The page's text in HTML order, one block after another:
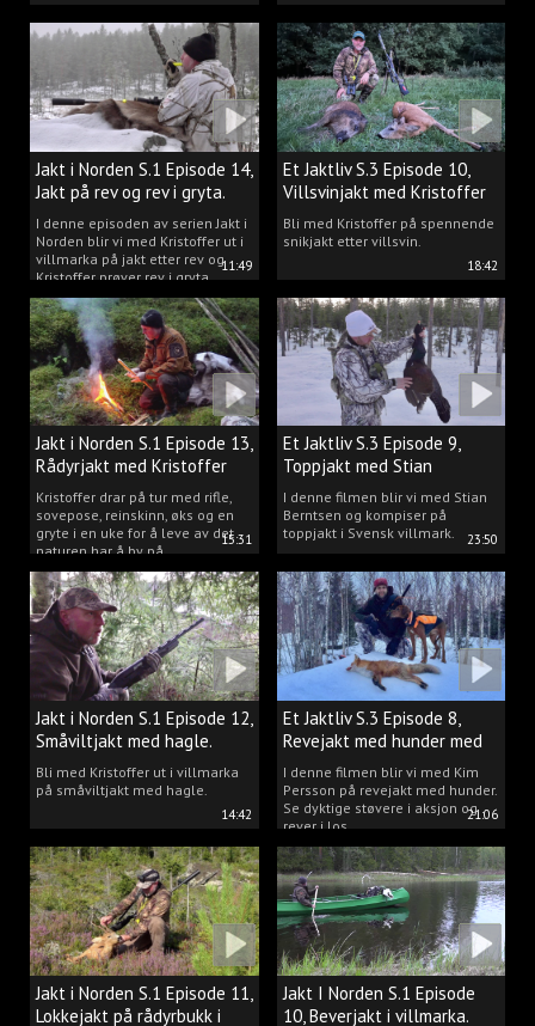
11:49
Jakt i Norden S.1 Episode 14,
Jakt på rev og rev i gryta.
I denne episoden av serien Jakt i
Norden blir vi med Kristoffer ut i
villmarka på jakt etter rev og
Kristoffer prøver rev i gryta.
18:42
Et Jaktliv S.3 Episode 10,
Villsvinjakt med Kristoffer
Bli med Kristoffer på spennende
snikjakt etter villsvin.
15:31
Jakt i Norden S.1 Episode 13,
Rådyrjakt med Kristoffer
Clausen
Kristoffer drar på tur med rifle,
sovepose, reinskinn, øks og en
gryte i en uke for å leve av det
naturen har å by på.
23:50
Et Jaktliv S.3 Episode 9,
Toppjakt med Stian
Berntsen
I denne filmen blir vi med Stian
Berntsen og kompiser på
toppjakt i Svensk villmark.
14:42
Jakt i Norden S.1 Episode 12,
Småviltjakt med hagle.
Bli med Kristoffer ut i villmarka
på småviltjakt med hagle.
21:06
Et Jaktliv S.3 Episode 8,
Revejakt med hunder med
Kim Persson.
I denne filmen blir vi med Kim
Persson på revejakt med hunder.
Se dyktige støvere i aksjon og
rever i los.
Jakt i Norden S.1 Episode 11,
Lokkejakt på rådyrbukk i
Jakt I Norden S.1 Episode
10, Beverjakt i villmarka.